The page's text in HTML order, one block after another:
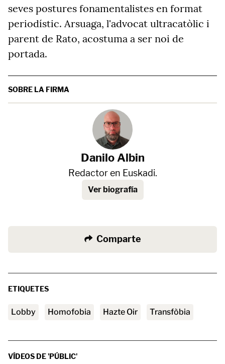
seves postures fonamentalistes en format
periodístic. Arsuaga, l'advocat ultracatòlic i
parent de Rato, acostuma a ser noi de
portada.
SOBRE LA FIRMA
Danilo Albin
Redactor en Euskadi.
Ver biografía
Comparte
ETIQUETES
lobby homofobia Hazte Oir transfòbia
VÍDEOS DE 'PÚBLIC'